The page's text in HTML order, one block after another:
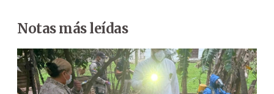
Notas más leídas